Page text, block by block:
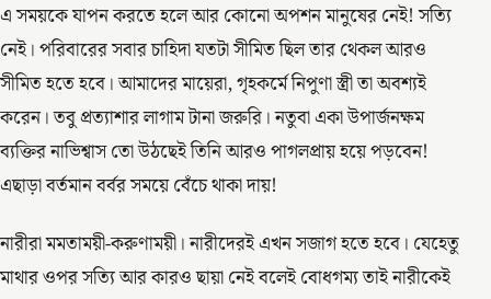
এ সময়কে যাপন করতে হলে আর কোনো অপশন মানুষের নেই! সত্যি
নেই। পরিবারের সবার চাহিদা যতটা সীমিত ছিল তার থেকল আরও
সীমিত হতে হবে। আমাদের মায়েরা, গৃহকর্মে নিপুণা স্ত্রী তা অবশ্যই
করেন। তবু প্রত্যাশার লাগাম টানা জরুরি। নতুবা একা উপার্জনক্ষম
ব্যক্তির নাভিশ্বাস তো উঠছেই তিনি আরও পাগলপ্রায় হয়ে পড়বেন!
এছাড়া বর্তমান বর্বর সময়ে বেঁচে থাকা দায়!
নারীরা মমতাময়ী-করুণাময়ী। নারীদেরই এখন সজাগ হতে হবে। যেহেতু
মাথার ওপর সত্যি আর কারও ছায়া নেই বলেই বোধগম্য তাই নারীকেই